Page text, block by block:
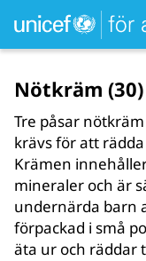
UNDERNÄRING
Nötkräm (30)
Tre påsar
krävs för att
Krämen
mineraler och är
undernärda barn
förpackad i små
äta ur och räddar